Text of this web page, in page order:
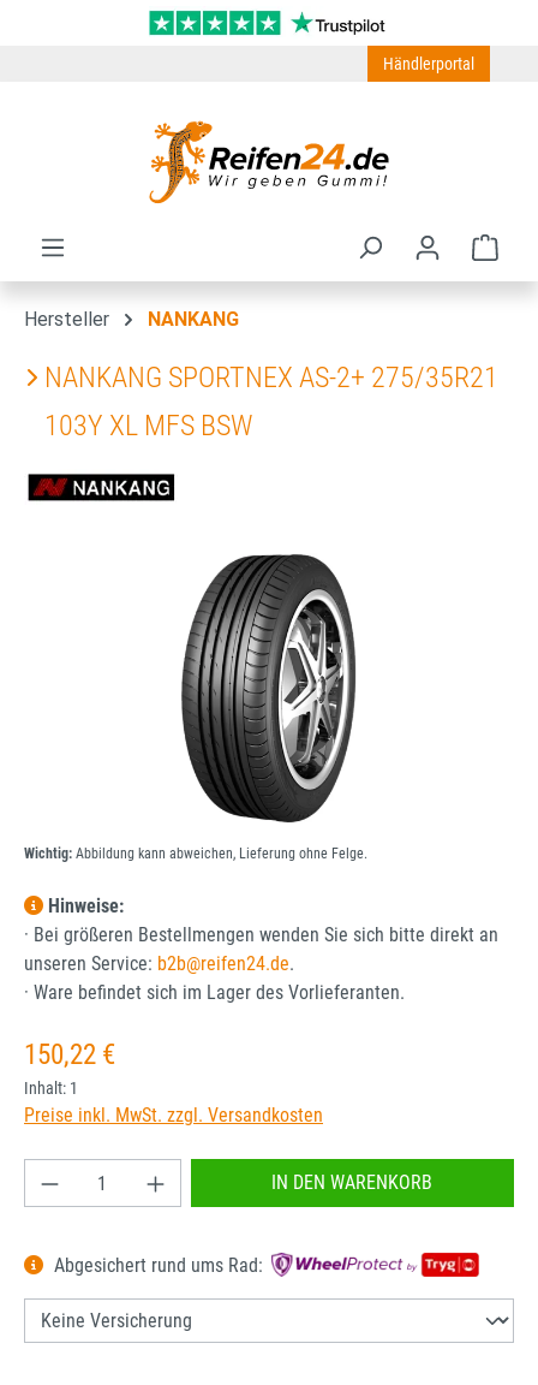
Zum Hauptinhalt springen
Händlerportal
Hersteller NANKANG
NANKANG SPORTNEX AS-2+ 275/35R21
103Y XL MFS BSW
Bildergalerie überspringen
Wichtig: Abbildung kann abweichen, Lieferung ohne Felge.
Hinweise:
· Bei größeren Bestellmengen wenden Sie sich bitte direkt an
unseren Service: b2b@reifen24.de.
· Ware befindet sich im Lager des Vorlieferanten.
Regulärer Preis:
150,22 €
Inhalt: 1
Preise inkl. MwSt. zzgl. Versandkosten
Produkt Anzahl: Gib den gewünschten Wert
IN DEN WARENKORB
Abgesichert rund ums Rad: